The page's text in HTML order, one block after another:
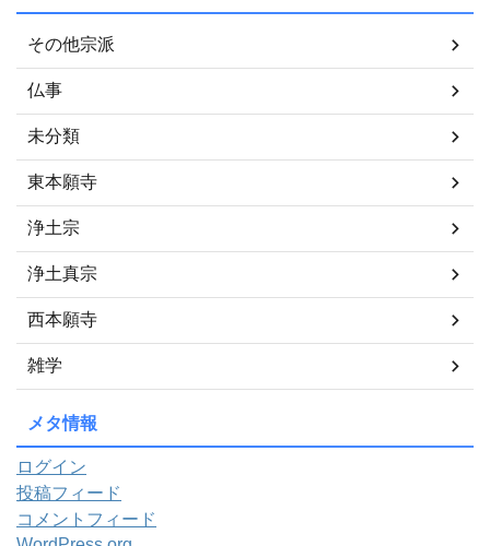
その他宗派
仏事
未分類
東本願寺
浄土宗
浄土真宗
西本願寺
雑学
メタ情報
ログイン
投稿フィード
コメントフィード